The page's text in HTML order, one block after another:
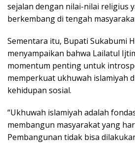
sejalan dengan nilai-nilai religius
berkembang di tengah
Sementara itu, Bupati Sukabumi
menyampaikan bahwa Lailatul
momentum penting untuk
memperkuat ukhuwah islamiyah
kehidupan sosial.
“Ukhuwah islamiyah adalah
membangun masyarakat yang
Pembangunan tidak bisa